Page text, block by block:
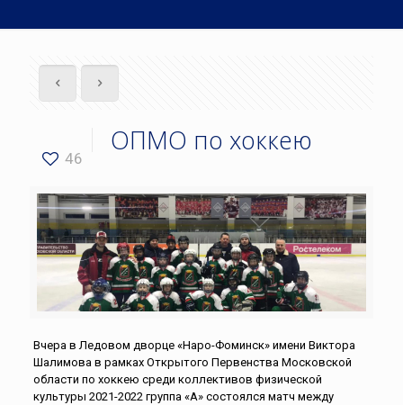
46
ОПМО по хоккею
Вчера в Ледовом дворце «Наро-Фоминск» имени Виктора
Шалимова в рамках Открытого Первенства Московской
области по хоккею среди коллективов физической
культуры 2021-2022 группа «А» состоялся матч между